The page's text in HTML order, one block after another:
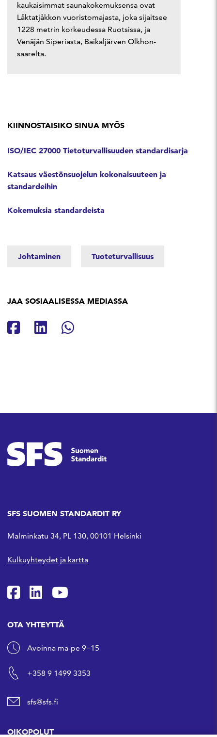
kaukaisimmat saunakokemuksensa ovat
Låktatjåkkon vuoristomajasta, joka sijaitsee
1228 metrin korkeudessa Ruotsissa, ja
Venäjän Siperiasta, Baikaljärven Olkhon-
saarelta.
KIINNOSTAISIKO SINUA MYÖS
ISO/IEC 27000 Tietoturvallisuuden standardisarja
Katsaus väestönsuojelun kokonaisuuteen ja
standardeihin
Kokemuksia standardeista
Johtaminen Tuoteturvallisuus
JAA SOSIAALISESSA MEDIASSA
Jaa Facebookissa
Jaa Linkedinissä
Jaa Whatsappissa
SFS SUOMEN STANDARDIT RY
Malminkatu 34, PL 130, 00101 Helsinki
Kulkuyhteydet ja kartta
SFS Facebookissa
SFS Linkedinissä
SFS Youtubessa
OTA YHTEYTTÄ
Avoinna ma-pe 9−15
+358 9 1499 3353
sfs@sfs.fi
OIKOPOLUT